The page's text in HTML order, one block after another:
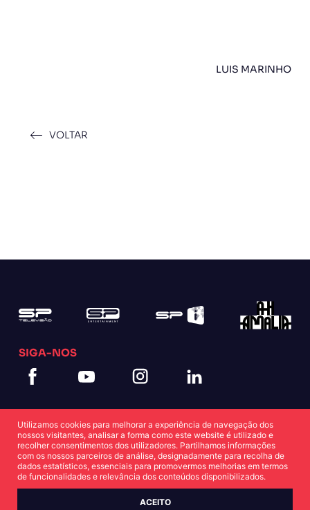
LUIS MARINHO
VOLTAR
SIGA-NOS
Política de Cookies Política de Privacidade
Utilizamos cookies para melhorar a experiência de navegação dos
nossos visitantes, analisar a forma como este website é utilizado e
recolher consentimentos dos utilizadores. Partilhamos informações
com os nossos parceiros de análise, designadamente para recolha de
dados estatísticos, essenciais para promovermos melhorias em termos
de funcionalidades e relevância dos conteúdos disponibilizados.
ACEITO